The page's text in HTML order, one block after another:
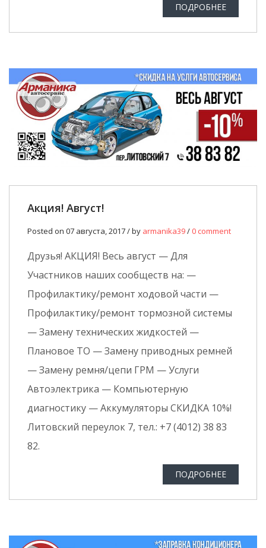
ПОДРОБНЕЕ
Акция! Август!
Posted on 07 августа, 2017 / by armanika39/ 0 comment
Друзья! АКЦИЯ! Весь август — Для
Участников наших сообществ на: —
Профилактику/ремонт ходовой части —
Профилактику/ремонт тормозной системы
— Замену технических жидкостей —
Плановое ТО — Замену приводных ремней
— Замену ремня/цепи ГРМ — Услуги
Автоэлектрика — Компьютерную
диагностику — Аккумуляторы СКИДКА 10%!
Литовский переулок 7, тел.: +7 (4012) 38 83
82.
ПОДРОБНЕЕ